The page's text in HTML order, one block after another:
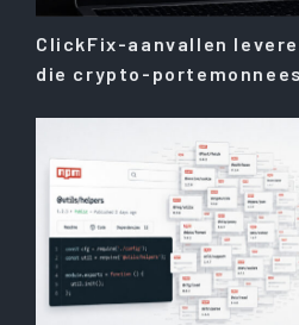
ClickFix-aanvallen
die crypto-